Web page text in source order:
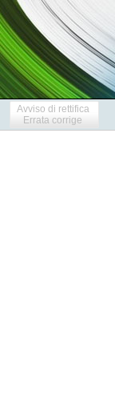
Avviso di rettifica
Errata corrige